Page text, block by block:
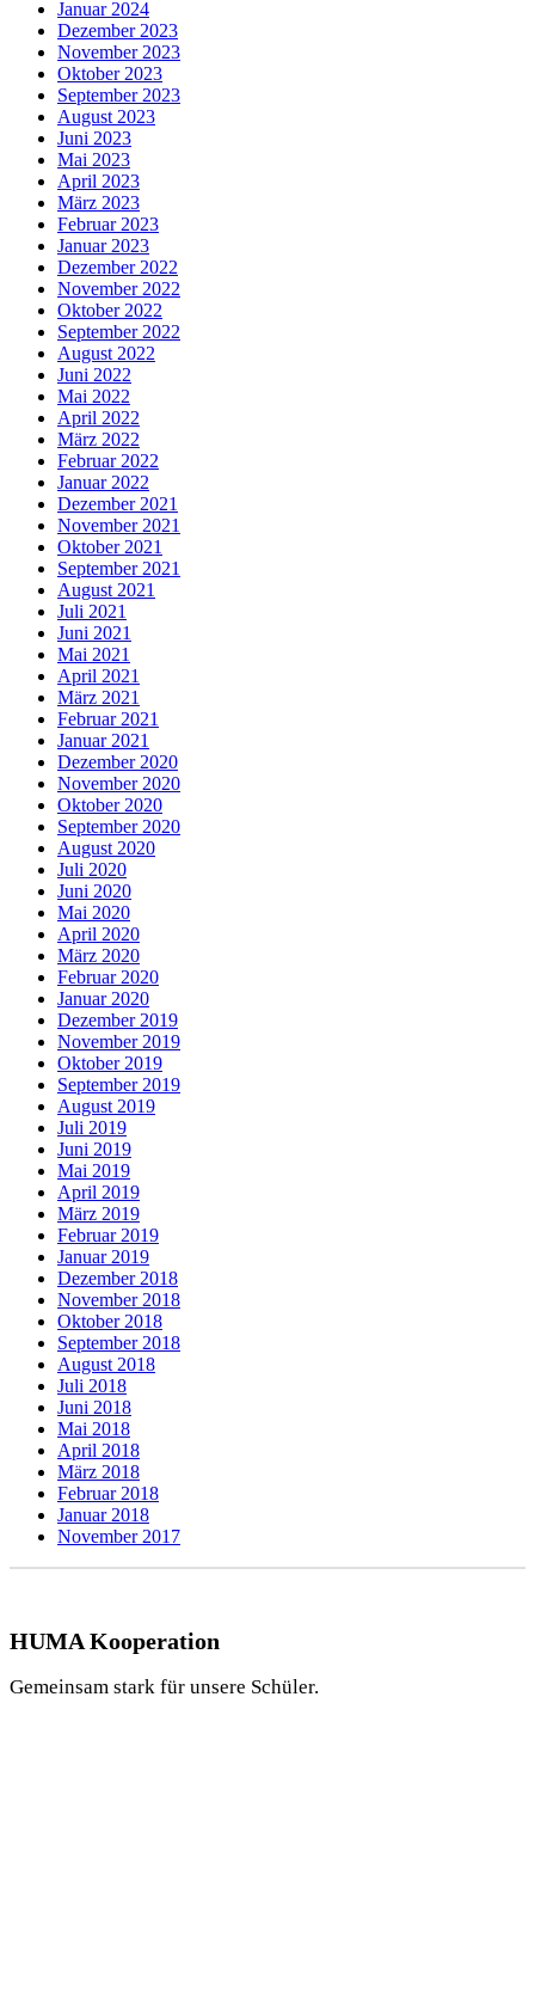
Januar 2024
Dezember 2023
November 2023
Oktober 2023
September 2023
August 2023
Juni 2023
Mai 2023
April 2023
März 2023
Februar 2023
Januar 2023
Dezember 2022
November 2022
Oktober 2022
September 2022
August 2022
Juni 2022
Mai 2022
April 2022
März 2022
Februar 2022
Januar 2022
Dezember 2021
November 2021
Oktober 2021
September 2021
August 2021
Juli 2021
Juni 2021
Mai 2021
April 2021
März 2021
Februar 2021
Januar 2021
Dezember 2020
November 2020
Oktober 2020
September 2020
August 2020
Juli 2020
Juni 2020
Mai 2020
April 2020
März 2020
Februar 2020
Januar 2020
Dezember 2019
November 2019
Oktober 2019
September 2019
August 2019
Juli 2019
Juni 2019
Mai 2019
April 2019
März 2019
Februar 2019
Januar 2019
Dezember 2018
November 2018
Oktober 2018
September 2018
August 2018
Juli 2018
Juni 2018
Mai 2018
April 2018
März 2018
Februar 2018
Januar 2018
November 2017
HUMA Kooperation
Gemeinsam stark für unsere Schüler.